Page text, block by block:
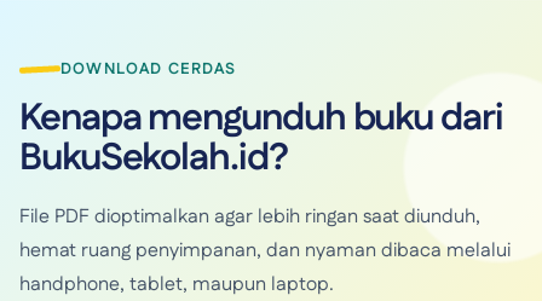
DOWNLOAD CERDAS
Kenapa mengunduh buku dari
BukuSekolah.id?
File PDF dioptimalkan agar lebih ringan saat diunduh,
hemat ruang penyimpanan, dan nyaman dibaca melalui
handphone, tablet, maupun laptop.